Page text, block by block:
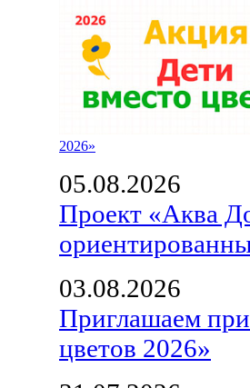
2026»
05.08.2026
Проект «Аква
03.08.2026
Приглашаем
цветов 2026»